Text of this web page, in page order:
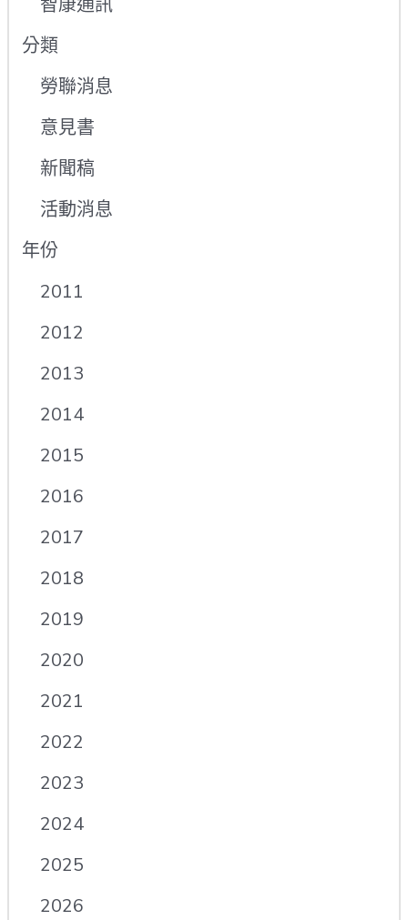
智康通訊
分類
勞聯消息
意見書
新聞稿
活動消息
年份
2011
2012
2013
2014
2015
2016
2017
2018
2019
2020
2021
2022
2023
2024
2025
2026